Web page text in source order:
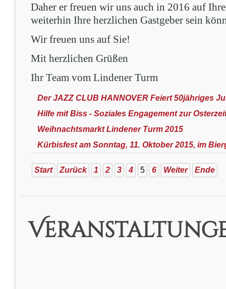
Daher er freuen wir uns auch in 2016 auf
weiterhin Ihre herzlichen Gastgeber sein
Wir freuen uns auf Sie!
Mit herzlichen Grüßen
Ihr Team vom Lindener Turm
Der JAZZ CLUB HANNOVER Feiert 50jähriges
Hilfe mit Biss - Soziales Engagement zur
Weihnachtsmarkt Lindener Turm 2015
Kürbisfest am Sonntag, 11. Oktober 2015, im
Start Zurück 1 2 3 4 5 6 Weiter Ende